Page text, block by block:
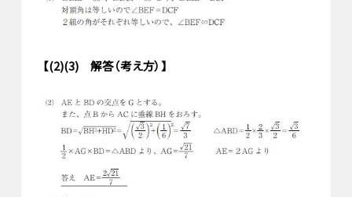
【(2)(3) 解答（考え方）】